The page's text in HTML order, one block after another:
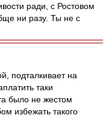
ради, с Ростовом
ни разу. Ты не с
подталкивает на
таки
было не жестом
избежать такого